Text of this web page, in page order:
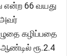
என்ற 66 வயது
அவர்
கழிப்பதை
ரூ.2.4